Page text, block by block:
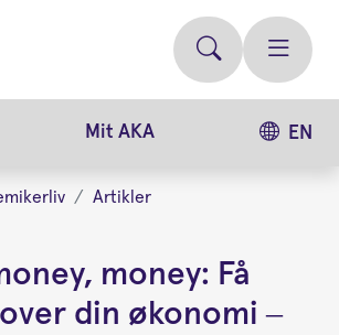
Mit AKA EN
Artikler
money: Få
din økonomi –